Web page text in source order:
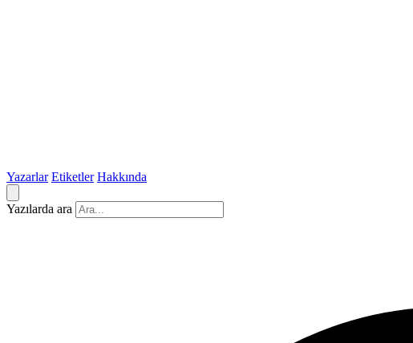
Yazarlar Etiketler Hakkında
Yazılarda ara